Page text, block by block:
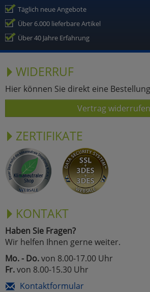
Täglich neue Angebote
Über 6.000 lieferbare Artikel
Über 40 Jahre Erfahrung
WIDERRUF
Hier können Sie direkt eine
Vertrag widerrufen
ZERTIFIKATE
KONTAKT
Haben Sie Fragen?
Wir helfen Ihnen gerne weiter.
Mo. - Do.von 8.00-17.00 Uhr
Fr.von 8.00-15.30 Uhr
Kontaktformular